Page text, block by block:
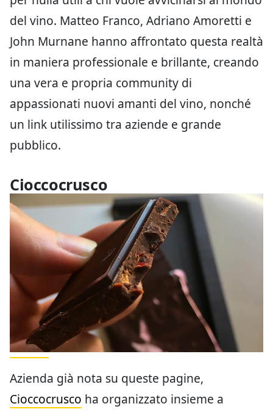
del vino. Matteo Franco, Adriano Amoretti e
John Murnane hanno affrontato questa realtà
in maniera professionale e brillante, creando
una vera e propria community di
appassionati nuovi amanti del vino, nonché
un link utilissimo tra aziende e grande
pubblico.
Cioccocrusco
Azienda già nota su queste pagine,
Cioccocrusco ha organizzato insieme a